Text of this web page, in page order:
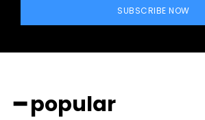
SUBSCRIBE NOW
━ popular